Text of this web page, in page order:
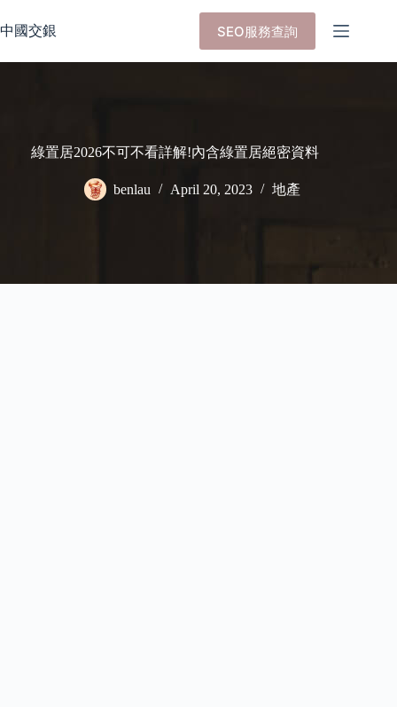
to
content
中國交銀 SEO服務查詢
綠置居2026不可不看詳解!內含綠置居絕密資料
benlau April 20, 2023 地產